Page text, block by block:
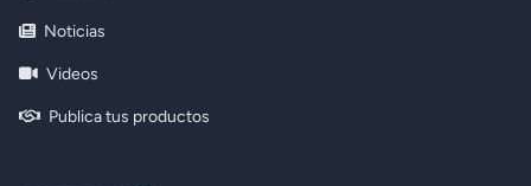
Noticias
Videos
Publica tus productos